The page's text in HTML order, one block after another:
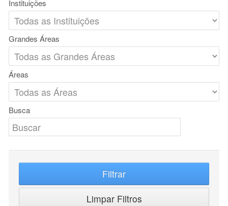
Instituições
Grandes Áreas
Áreas
Busca
Filtrar
Limpar Filtros